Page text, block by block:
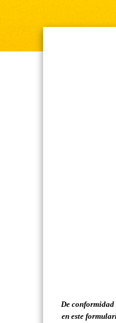
De conformidad
en este